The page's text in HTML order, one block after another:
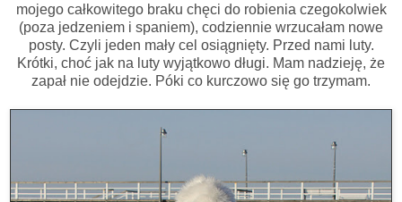
mojego całkowitego braku chęci do robienia czegokolwiek
(poza jedzeniem i spaniem), codziennie wrzucałam nowe
posty. Czyli jeden mały cel osiągnięty. Przed nami luty.
Krótki, choć jak na luty wyjątkowo długi. Mam nadzieję, że
zapał nie odejdzie. Póki co kurczowo się go trzymam.